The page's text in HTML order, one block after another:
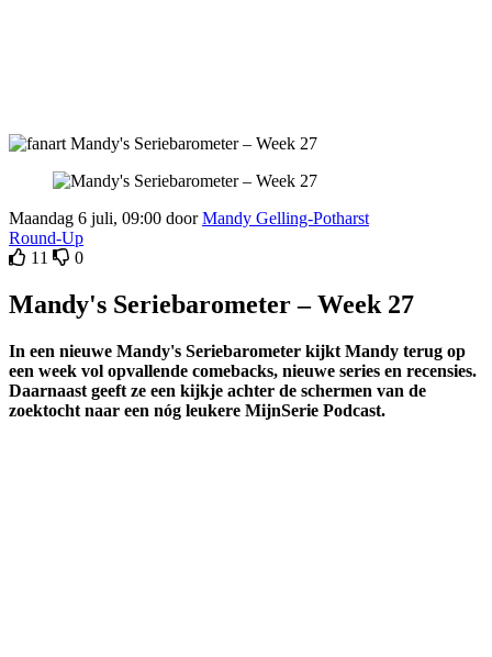
Maandag 6 juli, 09:00 doorMandy Gelling-Potharst
Round-Up
11
0
Mandy's Seriebarometer – Week 27
In een nieuwe Mandy's Seriebarometer kijkt Mandy terug op
een week vol opvallende comebacks, nieuwe series en recensies.
Daarnaast geeft ze een kijkje achter de schermen van de
zoektocht naar een nóg leukere MijnSerie Podcast.